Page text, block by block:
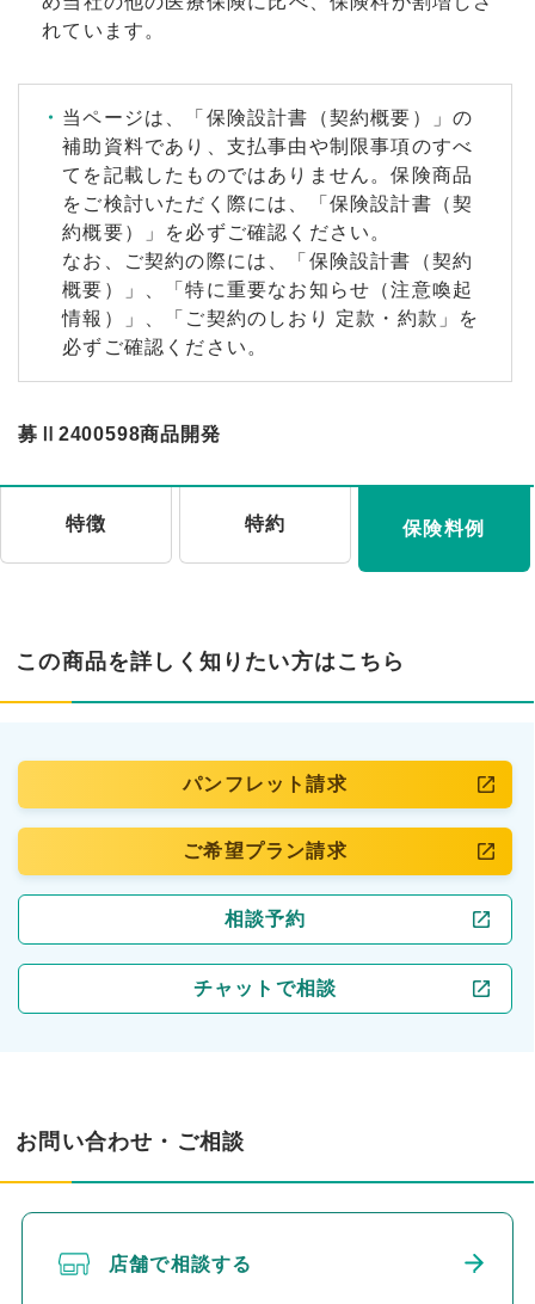
れています。
当ページは、「保険設計書（契約概要）」の
補助資料であり、支払事由や制限事項のすべ
てを記載したものではありません。保険商品
をご検討いただく際には、「保険設計書（契
約概要）」を必ずご確認ください。
なお、ご契約の際には、「保険設計書（契約
概要）」、「特に重要なお知らせ（注意喚起
情報）」、「ご契約のしおり 定款・約款」を
必ずご確認ください。
募Ⅱ2400598商品開発
特徴 特約 保険料例
この商品を詳しく知りたい方はこちら
パンフレット請求
ご希望プラン請求
相談予約
チャットで相談
お問い合わせ・ご相談
店舗で相談する